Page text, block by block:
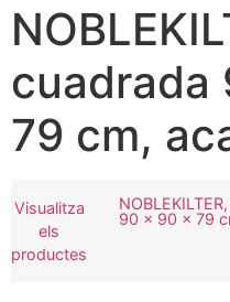
79 cm,
Visualitza
els
productes
90 x 90 x 79